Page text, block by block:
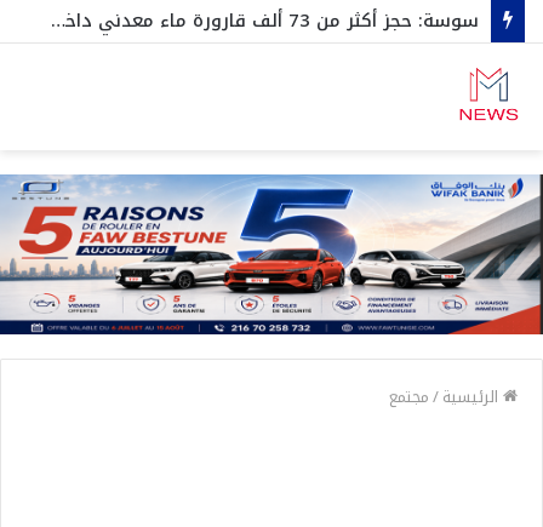
سوسة: حجز أكثر من 73 ألف قارورة ماء معدني داخل مخزن عشوائي
الرئيسية/مجتمع